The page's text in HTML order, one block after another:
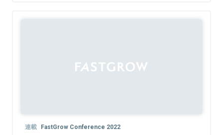
連載 FastGrow Conference 2022